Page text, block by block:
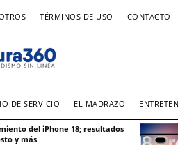
TÉRMINOS DE USO CONTACTO
DE SERVICIO EL MADRAZO
del iPhone 18; resultados
y más